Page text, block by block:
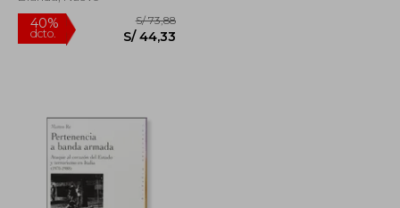
S/ 160,59 40%